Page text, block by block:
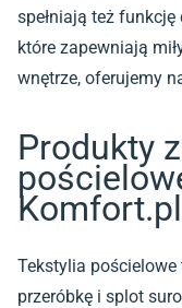
spełniają też
które zapewniają
wnętrze, oferujemy
Produkty
Komfort.pl
Tekstylia
przeróbkę i splot